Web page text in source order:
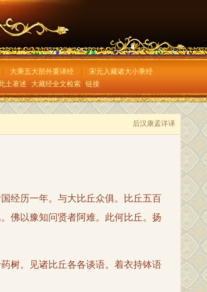
大乘五大部外重译经| 宋元入藏诸大小乘经
土著述 大藏经全文检索| 链接
后汉康孟详译
经历一年。与大比丘众俱。比丘五百
佛以豫知问贤者阿难。此何比丘。扬
树。见诸比丘各各谈语。着衣持钵语